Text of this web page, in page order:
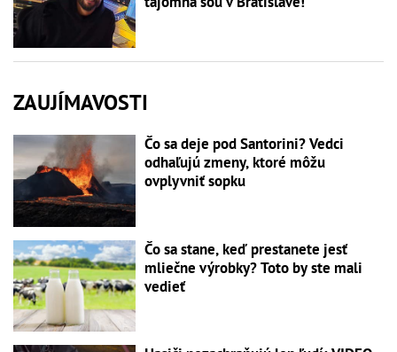
ZAUJÍMAVOSTI
Čo sa deje pod Santorini? Vedci
odhaľujú zmeny, ktoré môžu
ovplyvniť sopku
Čo sa stane, keď prestanete jesť
mliečne výrobky? Toto by ste mali
vedieť